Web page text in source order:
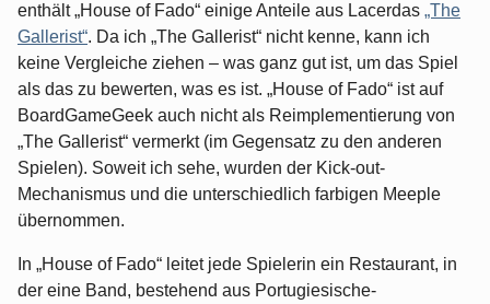
enthält „House of Fado“ einige Anteile aus Lacerdas „The
Gallerist“. Da ich „The Gallerist“ nicht kenne, kann ich
keine Vergleiche ziehen – was ganz gut ist, um das Spiel
als das zu bewerten, was es ist. „House of Fado“ ist auf
BoardGameGeek auch nicht als Reimplementierung von
„The Gallerist“ vermerkt (im Gegensatz zu den anderen
Spielen). Soweit ich sehe, wurden der Kick-out-
Mechanismus und die unterschiedlich farbigen Meeple
übernommen.
In „House of Fado“ leitet jede Spielerin ein Restaurant, in
der eine Band, bestehend aus Portugiesische-